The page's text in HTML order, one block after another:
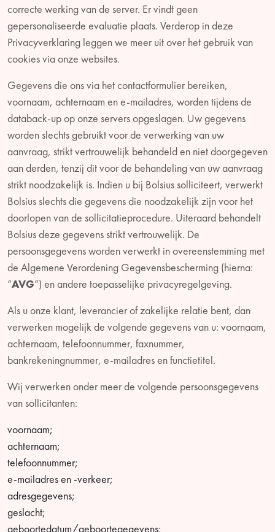
correcte werking van de server. Er vindt geen
gepersonaliseerde evaluatie plaats. Verderop in deze
Privacyverklaring leggen we meer uit over het gebruik van
cookies via onze websites.
Gegevens die ons via het contactformulier bereiken,
voornaam, achternaam en e-mailadres, worden tijdens de
databack-up op onze servers opgeslagen. Uw gegevens
worden slechts gebruikt voor de verwerking van uw
aanvraag, strikt vertrouwelijk behandeld en niet doorgegeven
aan derden, tenzij dit voor de behandeling van uw aanvraag
strikt noodzakelijk is. Indien u bij Bolsius solliciteert, verwerkt
Bolsius slechts die gegevens die noodzakelijk zijn voor het
doorlopen van de sollicitatieprocedure. Uiteraard behandelt
Bolsius deze gegevens strikt vertrouwelijk. De
persoonsgegevens worden verwerkt in overeenstemming met
de Algemene Verordening Gegevensbescherming (hierna:
“AVG”) en andere toepasselijke privacyregelgeving.
Als u onze klant, leverancier of zakelijke relatie bent, dan
verwerken mogelijk de volgende gegevens van u: voornaam,
achternaam, telefoonnummer, faxnummer,
bankrekeningnummer, e-mailadres en functietitel.
Wij verwerken onder meer de volgende persoonsgegevens
van sollicitanten:
voornaam;
achternaam;
telefoonnummer;
e-mailadres en -verkeer;
adresgegevens;
geslacht;
geboortedatum/geboortegegevens;